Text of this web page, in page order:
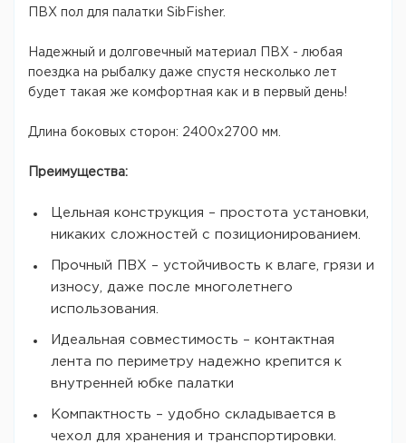
ПВХ пол для палатки SibFisher.
Надежный и долговечный материал ПВХ - любая
поездка на рыбалку даже спустя несколько лет
будет такая же комфортная как и в первый день!
Длина боковых сторон: 2400х2700 мм.
Преимущества:
Цельная конструкция – простота установки,
никаких сложностей с позиционированием.
Прочный ПВХ – устойчивость к влаге, грязи и
износу, даже после многолетнего
использования.
Идеальная совместимость – контактная
лента по периметру надежно крепится к
внутренней юбке палатки
Компактность – удобно складывается в
чехол для хранения и транспортировки.